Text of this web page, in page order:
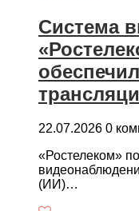
Система
22.07.2026 0
«Ростелеком»
(ИИ)…